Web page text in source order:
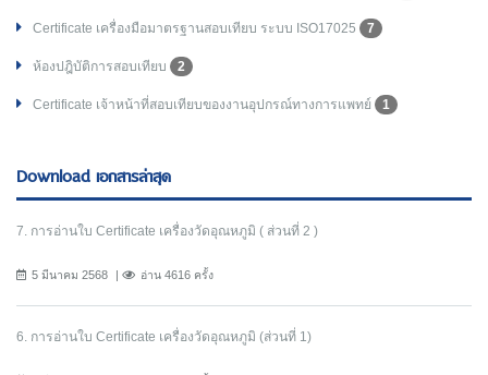
Certificate เครื่องมือมาตรฐานสอบเทียบ ระบบ ISO17025 7
ห้องปฎิบัติการสอบเทียบ 2
Certificate เจ้าหน้าที่สอบเทียบของงานอุปกรณ์ทางการแพทย์ 1
Download เอกสารล่าสุด
7. การอ่านใบ Certificate เครื่องวัดอุณหภูมิ ( ส่วนที่ 2 )
5 มีนาคม 2568 อ่าน 4616 ครั้ง
6. การอ่านใบ Certificate เครื่องวัดอุณหภูมิ (ส่วนที่ 1)